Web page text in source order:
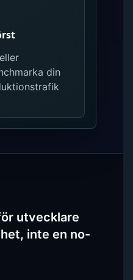
din
utvecklare
inte en no-